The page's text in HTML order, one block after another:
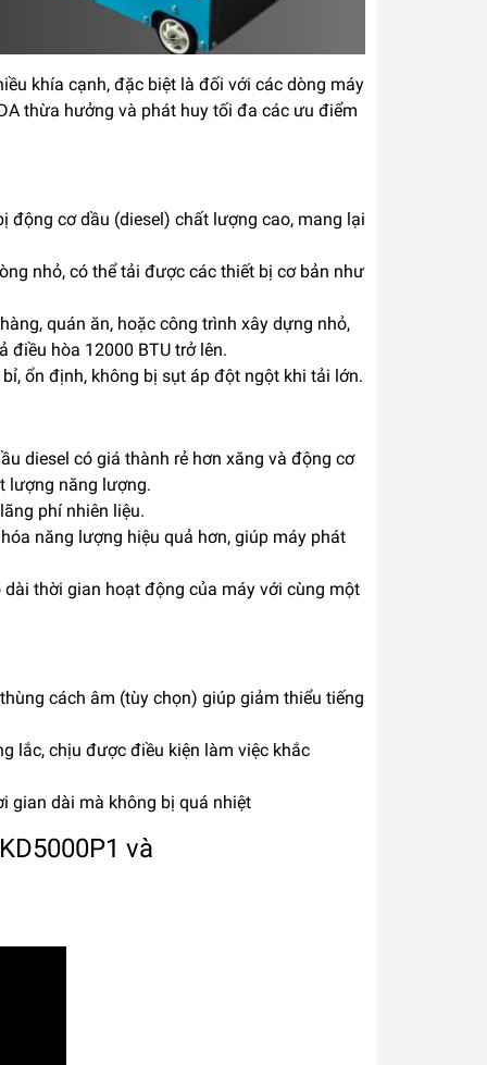
khía cạnh, đặc biệt là đối với các dòng máy
thừa hưởng và phát huy tối đa các ưu điểm
động cơ dầu (diesel) chất lượng cao, mang lại
nhỏ, có thể tải được các thiết bị cơ bản như
quán ăn, hoặc công trình xây dựng nhỏ,
điều hòa 12000 BTU trở lên.
ổn định, không bị sụt áp đột ngột khi tải lớn.
diesel có giá thành rẻ hơn xăng và động cơ
lượng năng lượng.
phí nhiên liệu.
năng lượng hiệu quả hơn, giúp máy phát
thời gian hoạt động của máy với cùng một
cách âm (tùy chọn) giúp giảm thiểu tiếng
lắc, chịu được điều kiện làm việc khắc
gian dài mà không bị quá nhiệt
và